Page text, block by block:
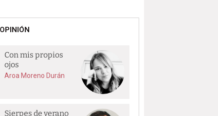
OPINIÓN
Con mis propios
ojos
Aroa Moreno Durán
Sierpes de verano